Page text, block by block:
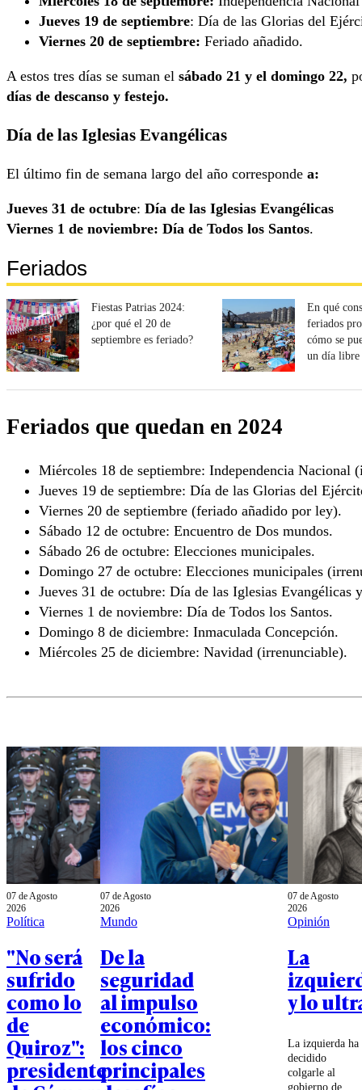
Jueves 19 de septiembre: Día de las Glorias del
Viernes 20 de septiembre: Feriado añadido.
A estos tres días se suman el sábado 21 y el domingo 22,
días de descanso y festejo.
Día de las Iglesias Evangélicas
El último fin de semana largo del año corresponde a:
Jueves 31 de octubre: Día de las Iglesias Evangélicas
Viernes 1 de noviembre: Día de Todos los Santos.
Feriados
Fiestas Patrias 2024:
¿por qué el 20 de
septiembre es feriado?
En qué
feriados
cómo se
un día libre
Feriados que quedan en 2024
Miércoles 18 de septiembre: Independencia Nacional
Jueves 19 de septiembre: Día de las Glorias del
Viernes 20 de septiembre (feriado añadido por ley).
Sábado 12 de octubre: Encuentro de Dos mundos.
Sábado 26 de octubre: Elecciones municipales.
Domingo 27 de octubre: Elecciones municipales
Jueves 31 de octubre: Día de las Iglesias Evangélicas
Viernes 1 de noviembre: Día de Todos los Santos.
Domingo 8 de diciembre: Inmaculada Concepción.
Miércoles 25 de diciembre: Navidad (irrenunciable).
07 de Agosto
2026
Política
"No será
sufrido
como lo
de
Quiroz":
presidente
07 de Agosto
2026
Mundo
De la
seguridad
al impulso
económico:
los cinco
principales
07 de Agosto
2026
Opinión
La
y lo
La izquierda ha
decidido
colgarle al
gobierno de